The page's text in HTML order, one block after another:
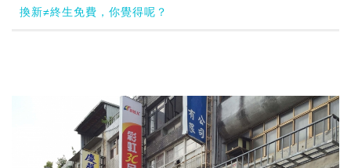
換新≠終生免費，你覺得呢？